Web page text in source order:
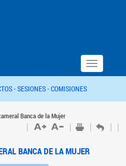
Toggle
navigation
-SESIONES -COMISIONES
Banca de la Mujer
BANCA DE LA MUJER